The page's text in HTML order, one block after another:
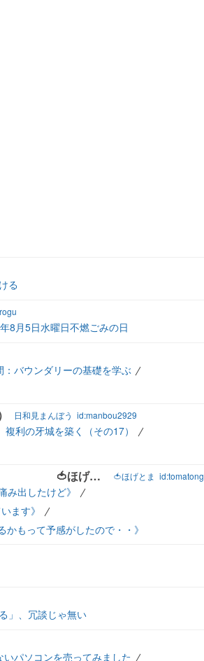
る
8月5日水曜日不燃ごみの日
バウンダリーの基礎を学ぶ
日和見まんぼう id:manbou2929
複利の牙城を築く（その17）
飄々と♒でもきらきらハート💖で生きて行きたい78歳の 🍅ほげほげとまとのブログ 🍅ほげとま id:tomatong
出したけど》
ます》
もって予感がしたので・・》
」、冗談じゃ無い
パソコンを売ってみました